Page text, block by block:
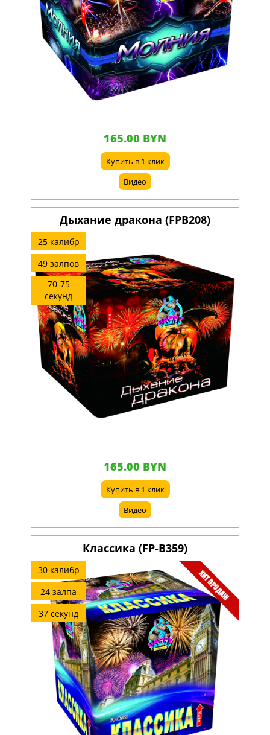
165.00 BYN
Купить в 1 клик
Видео
Дыхание дракона (FPB208)
25 калибр
49 залпов
70-75
секунд
165.00 BYN
Купить в 1 клик
Видео
Классика (FP-B359)
30 калибр
24 залпа
37 секунд